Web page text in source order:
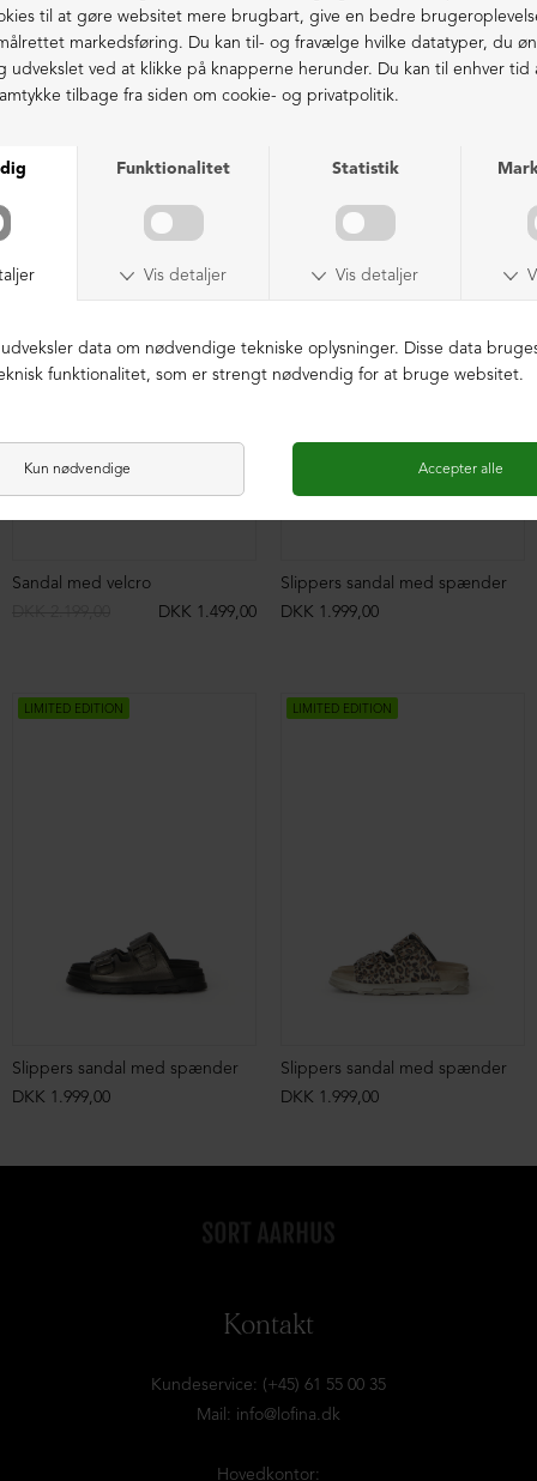
41 = 26,6 cm
Ekstraordinær kvalitet - produceret i Europa
LIGNENDE PRODUKTER
Sandal med velcro
DKK 1.499,00
Slippers sandal med spænder
DKK 1.999,00
LIMITED EDITION
Slippers sandal med spænder
DKK 1.999,00
LIMITED EDITION
Slippers sandal med spænder
DKK 1.999,00
Kontakt
Kundeservice: (+45) 61 55 00 35
Mail: info@lofina.dk
Hovedkontor: